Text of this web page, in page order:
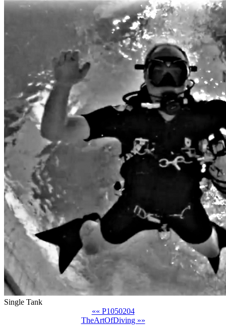
Single Tank
«« P1050204
TheArtOfDiving »»